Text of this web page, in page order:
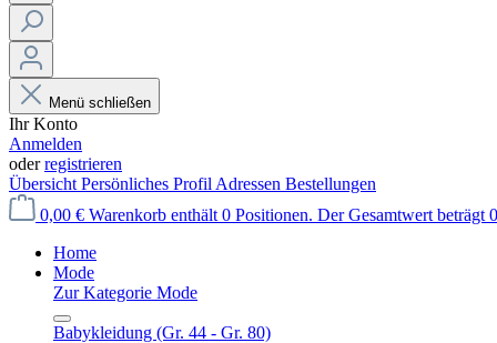
Menü schließen
Ihr Konto
Anmelden
oderregistrieren
Übersicht Persönliches Profil Adressen Bestellungen
0,00 € Warenkorb enthält 0 Positionen. Der Gesamtwert beträgt
Home
Mode
Zur Kategorie Mode
Babykleidung (Gr. 44 - Gr. 80)